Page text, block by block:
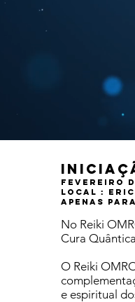
FEVEREIRO
Local :
APENAS
No Reiki
Cura
O Reiki
e espiritual